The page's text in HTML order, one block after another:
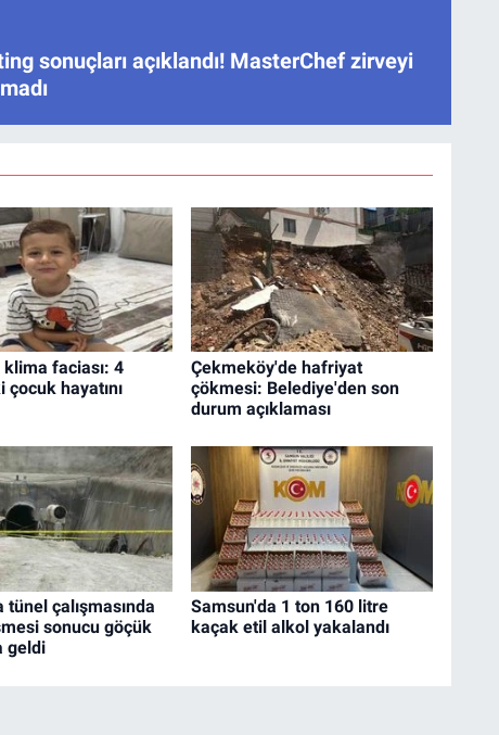
sonuçları açıklandı! MasterChef zirveyi
klima faciası: 4
çocuk hayatını
Çekmeköy'de hafriyat
çökmesi: Belediye'den son
durum açıklaması
tünel çalışmasında
sonucu göçük
geldi
Samsun'da 1 ton 160 litre
kaçak etil alkol yakalandı